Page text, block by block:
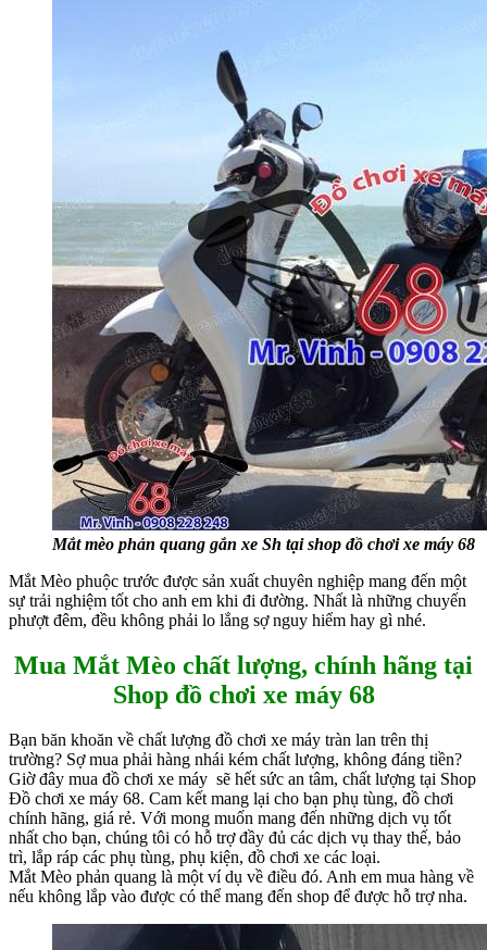
Mắt mèo phản quang gắn xe Sh tại shop đồ chơi xe máy 68
Mắt Mèo phuộc trước được sản xuất chuyên nghiệp mang đến một
sự trải nghiệm tốt cho anh em khi đi đường. Nhất là những chuyến
phượt đêm, đều không phải lo lắng sợ nguy hiểm hay gì nhé.
Mua Mắt Mèo chất lượng, chính hãng tại
Shop đồ chơi xe máy 68
Bạn băn khoăn về chất lượng đồ chơi xe máy tràn lan trên thị
trường? Sợ mua phải hàng nhái kém chất lượng, không đáng tiền?
Giờ đây mua đồ chơi xe máy sẽ hết sức an tâm, chất lượng tại Shop
Đồ chơi xe máy 68. Cam kết mang lại cho bạn phụ tùng, đồ chơi
chính hãng, giá rẻ. Với mong muốn mang đến những dịch vụ tốt
nhất cho bạn, chúng tôi có hỗ trợ đầy đủ các dịch vụ thay thế, bảo
trì, lắp ráp các phụ tùng, phụ kiện, đồ chơi xe các loại.
Mắt Mèo phản quang là một ví dụ về điều đó. Anh em mua hàng về
nếu không lắp vào được có thể mang đến shop để được hỗ trợ nha.